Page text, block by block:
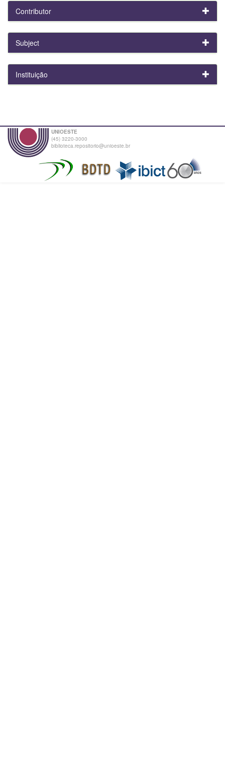
Contributor
Subject
Instituição
UNIOESTE
(45) 3220-3000
biblioteca.repositorio@unioeste.br